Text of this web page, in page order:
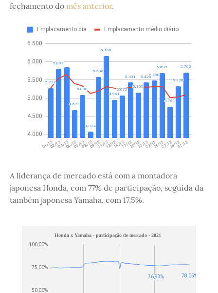
fechamento do mês anterior.
A liderança de mercado está com a montadora
japonesa Honda, com 77% de participação, seguida da
também japonesa Yamaha, com 17,5%.